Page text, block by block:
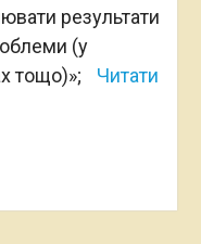
результати
(у
тощо)»;
Читати